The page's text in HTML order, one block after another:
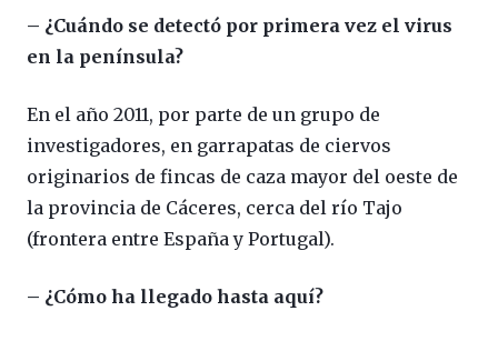
– ¿Cuándo se detectó por primera vez el virus
en la península?
En el año 2011, por parte de un grupo de
investigadores, en garrapatas de ciervos
originarios de fincas de caza mayor del oeste de
la provincia de Cáceres, cerca del río Tajo
(frontera entre España y Portugal).
– ¿Cómo ha llegado hasta aquí?